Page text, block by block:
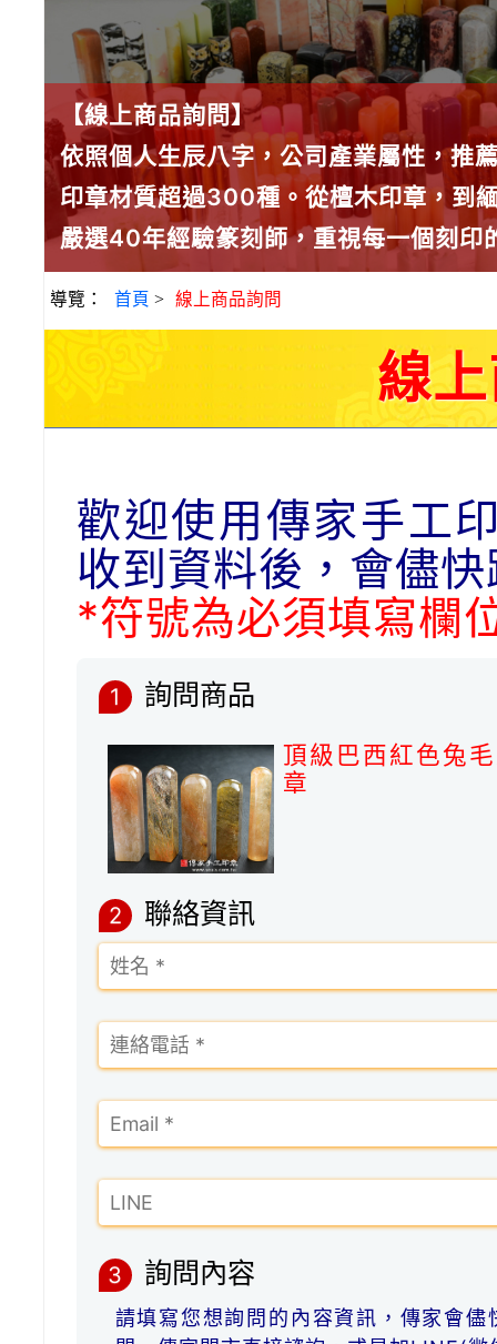
【線上商品詢問】
依照個人生辰八字，公司產業屬性，推
印章材質超過300種。從檀木印章，到
嚴選40年經驗篆刻師，重視每一個刻印
導覽： 首頁 > 線上商品詢問
線
歡迎使用傳家手工
收到資料後，會儘
*符號為必須填寫欄
1 詢問商品
頂級巴西紅色兔
章
2 聯絡資訊
3 詢問內容
請填寫您想詢問的內容資訊，傳家會